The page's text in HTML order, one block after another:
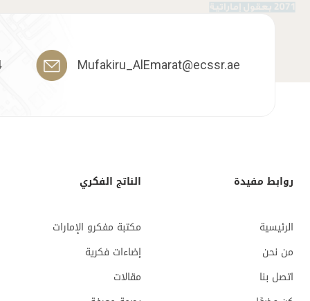
Mufakiru_AlEmarat@ecssr.ae
روابط مفيدة
الرئيسية
من نحن
اتصل بنا
الناتج الفكري
مكتبة مفكرو الإمارات
إضاءات فكرية
مقالات